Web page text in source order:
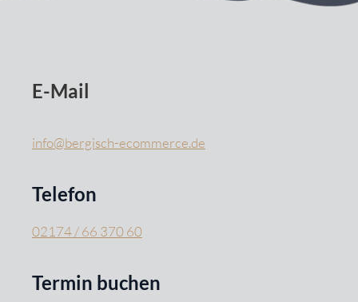
E-Mail
info@bergisch-ecommerce.de
Telefon
02174 / 66 370 60
Termin buchen